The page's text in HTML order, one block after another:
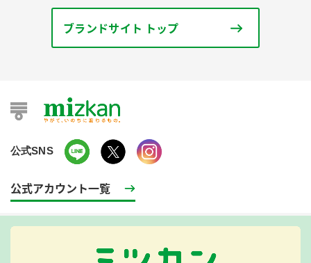
ブランドサイト トップ
公式SNS
公式アカウント一覧